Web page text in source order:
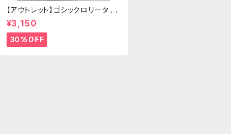
【アウトレット】ゴシックロリータ ゴ
ールドクラウン＆ホーン(ヴェール
付き)
¥3,150
30%OFF